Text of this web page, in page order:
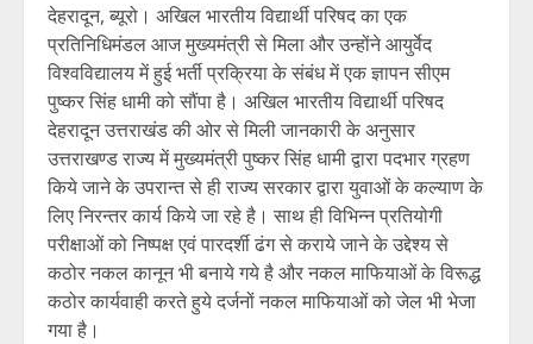
देहरादून, ब्यूरो। अखिल भारतीय विद्यार्थी परिषद का एक
प्रतिनिधिमंडल आज मुख्यमंत्री से मिला और उन्होंने आयुर्वेद
विश्वविद्यालय में हुई भर्ती प्रक्रिया के संबंध में एक ज्ञापन सीएम
पुष्कर सिंह धामी को सौंपा है। अखिल भारतीय विद्यार्थी परिषद
देहरादून उत्तराखंड की ओर से मिली जानकारी के अनुसार
उत्तराखण्ड राज्य में मुख्यमंत्री पुष्कर सिंह धामी द्वारा पदभार ग्रहण
किये जाने के उपरान्त से ही राज्य सरकार द्वारा युवाओं के कल्याण के
लिए निरन्तर कार्य किये जा रहे है। साथ ही विभिन्न प्रतियोगी
परीक्षाओं को निष्पक्ष एवं पारदर्शी ढंग से कराये जाने के उद्देश्य से
कठोर नकल कानून भी बनाये गये है और नकल माफियाओं के विरूद्ध
कठोर कार्यवाही करते हुये दर्जनों नकल माफियाओं को जेल भी भेजा
गया है।